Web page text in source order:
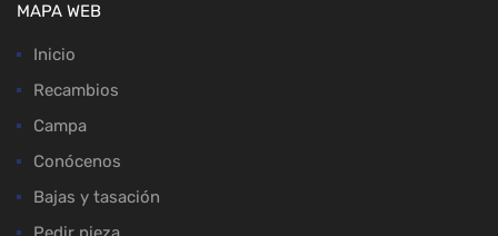
MAPA WEB
Inicio
Recambios
Campa
Conócenos
Bajas y tasación